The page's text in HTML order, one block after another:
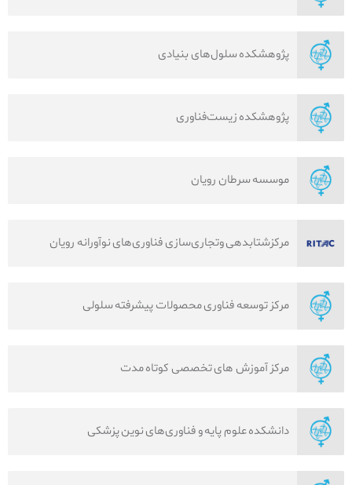
پژوهشکده سلول‌های بنیادی
پژوهشکده زیست‌فناوری
موسسه سرطان رویان
مرکزشتابدهی وتجاری‌‌سازی فناوری‌‌های نوآورانه رویان
مرکز توسعه فناوری محصولات پیشرفته سلولی
مرکز آموزش‌ های تخصصی کوتاه مدت
دانشکده علوم پایه و فناوری‌های نوین پزشکی